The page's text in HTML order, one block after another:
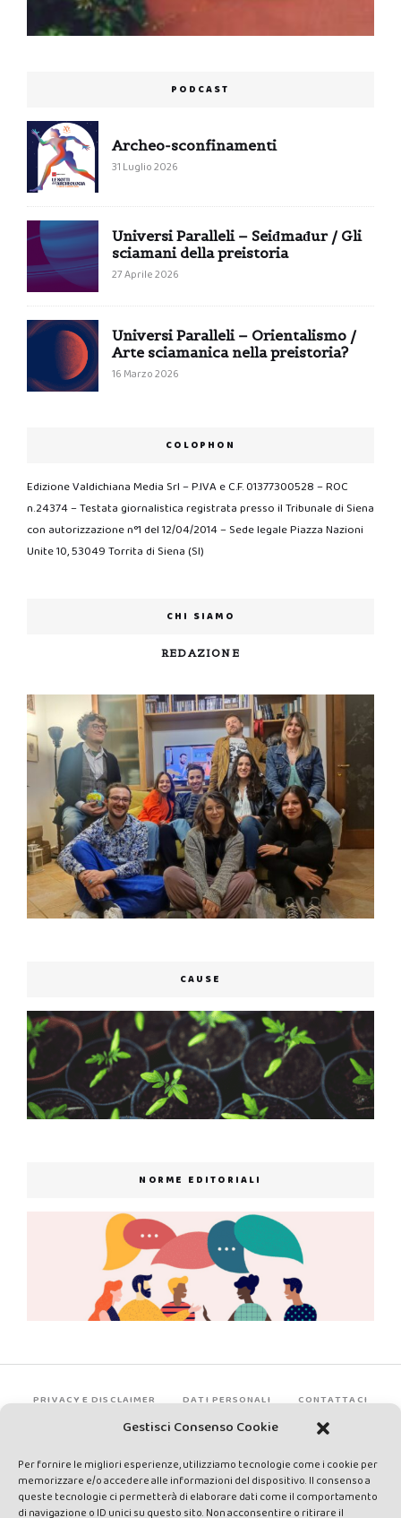
Gestisci Consenso Cookie
Per fornire le migliori esperienze, utilizziamo tecnologie come i cookie per
memorizzare e/o accedere alle informazioni del dispositivo. Il consenso a
queste tecnologie ci permetterà di elaborare dati come il comportamento
di navigazione o ID unici su questo sito. Non acconsentire o ritirare il
PODCAST
Archeo-sconfinamenti
31 Luglio 2026
Universi Paralleli – Seiđmađur / Gli
sciamani della preistoria
27 Aprile 2026
Universi Paralleli – Orientalismo /
Arte sciamanica nella preistoria?
16 Marzo 2026
COLOPHON
Edizione Valdichiana Media Srl – P.IVA e C.F. 01377300528 – ROC
n.24374 – Testata giornalistica registrata presso il Tribunale di Siena
con autorizzazione n°1 del 12/04/2014 – Sede legale Piazza Nazioni
Unite 10, 53049 Torrita di Siena (SI)
CHI SIAMO
REDAZIONE
CAUSE
NORME EDITORIALI
PRIVACY E DISCLAIMER DATI PERSONALI CONTATTACI